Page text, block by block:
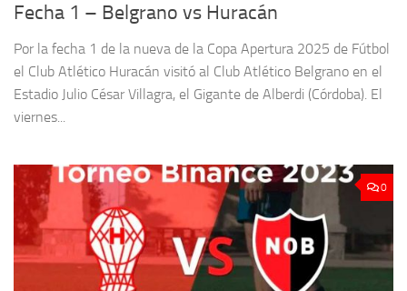
Fecha 1 – Belgrano vs Huracán
Por la fecha 1 de la nueva de la Copa Apertura 2025 de Fútbol
el Club Atlético Huracán visitó al Club Atlético Belgrano en el
Estadio Julio César Villagra, el Gigante de Alberdi (Córdoba). El
viernes...
0